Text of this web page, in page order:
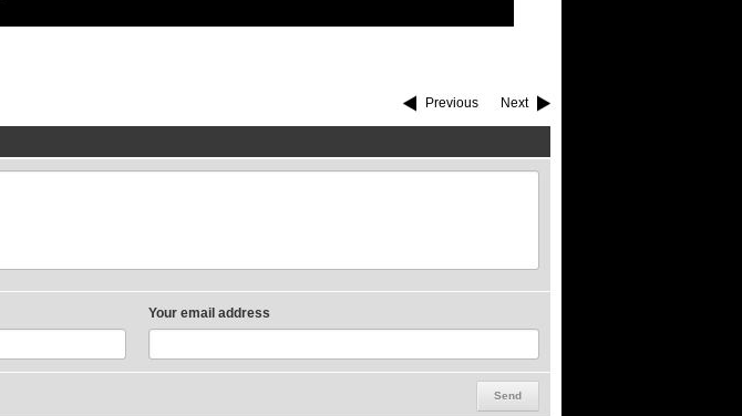
Previous Next
Your email address